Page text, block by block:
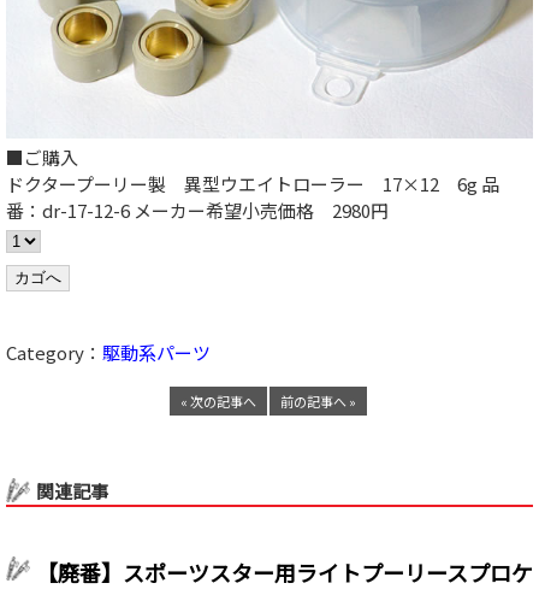
■ご購入
ドクタープーリー製 異型ウエイトローラー 17×12 6g 品
番：dr-17-12-6 メーカー希望小売価格 2980円
Category： 駆動系パーツ
« 次の記事へ 前の記事へ »
関連記事
【廃番】スポーツスター用ライトプーリースプロケ